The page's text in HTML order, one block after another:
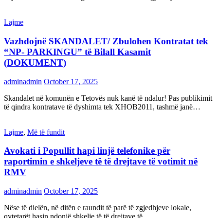
Lajme
Vazhdojnë SKANDALET/ Zbulohen Kontratat tek
“NP- PARKINGU” të Bilall Kasamit
(DOKUMENT)
adminadmin October 17, 2025
Skandalet në komunën e Tetovës nuk kanë të ndalur! Pas publikimit
të qindra kontratave të dyshimta tek XHOB2011, tashmë janë…
Lajme, Më të fundit
Avokati i Popullit hapi linjë telefonike për
raportimin e shkeljeve të të drejtave të votimit në
RMV
adminadmin October 17, 2025
Nëse të dielën, në ditën e raundit të parë të zgjedhjeve lokale,
qytetarët hasin ndonjë shkelje të të drejtave të…